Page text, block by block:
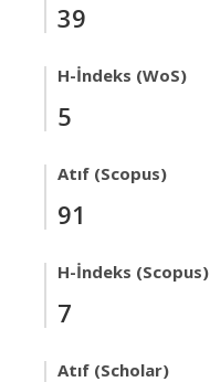
39
H-İndeks (WoS)
5
Atıf (Scopus)
91
H-İndeks (Scopus)
7
Atıf (Scholar)